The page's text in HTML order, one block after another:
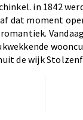
in 1842
dat moment
de wijk